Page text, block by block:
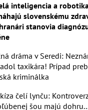
inteligencia a
slovenskému
stanovia
dráma v Seredi:
taxikára! Prípad
kriminálka
čelí lynču:
šou majú